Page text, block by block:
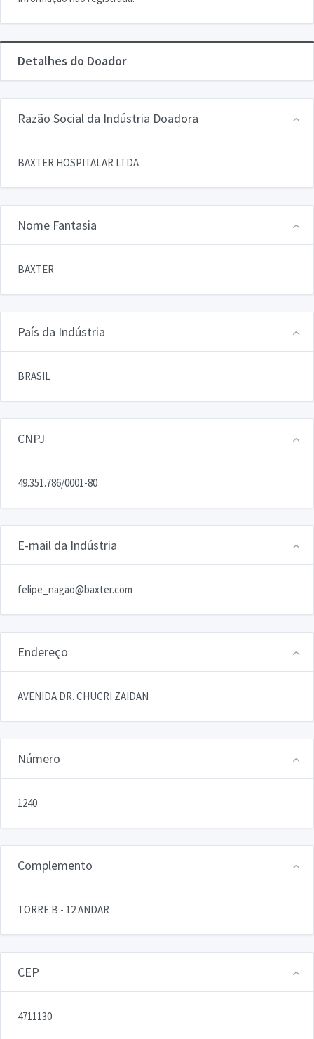
Detalhes do Doador
Razão Social da Indústria Doadora
BAXTER HOSPITALAR LTDA
Nome Fantasia
BAXTER
País da Indústria
BRASIL
CNPJ
49.351.786/0001-80
E-mail da Indústria
felipe_nagao@baxter.com
Endereço
AVENIDA DR. CHUCRI ZAIDAN
Número
1240
Complemento
TORRE B - 12 ANDAR
CEP
4711130